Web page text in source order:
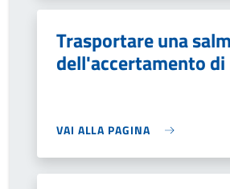
Trasportare una
dell'accertamento
VAI ALLA PAGINA